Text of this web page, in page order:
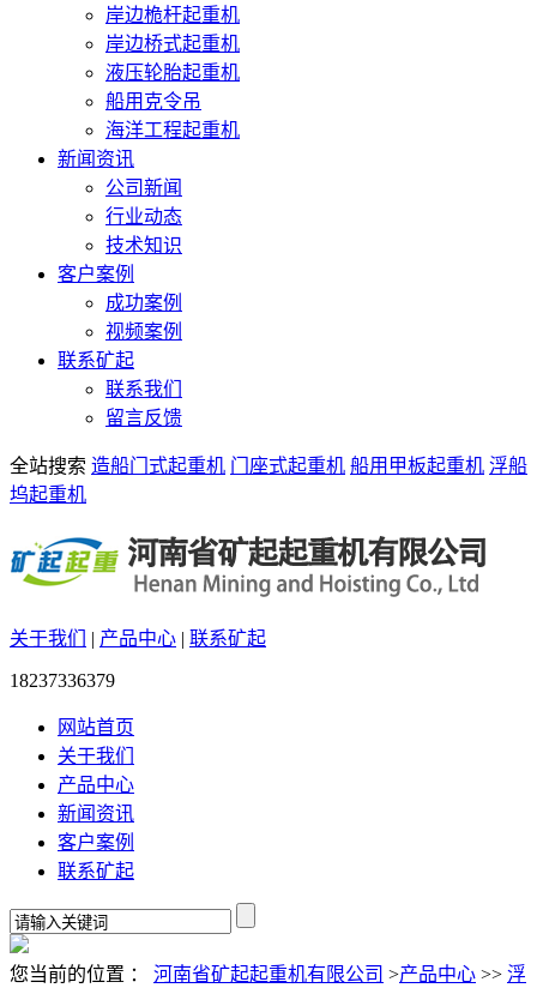
岸边桅杆起重机
岸边桥式起重机
液压轮胎起重机
船用克令吊
海洋工程起重机
新闻资讯
公司新闻
行业动态
技术知识
客户案例
成功案例
视频案例
联系矿起
联系我们
留言反馈
全站搜索 造船门式起重机 门座式起重机 船用甲板起重机 浮船
坞起重机
关于我们 | 产品中心 | 联系矿起
18237336379
网站首页
关于我们
产品中心
新闻资讯
客户案例
联系矿起
您当前的位置 ： 河南省矿起起重机有限公司 >产品中心 >> 浮